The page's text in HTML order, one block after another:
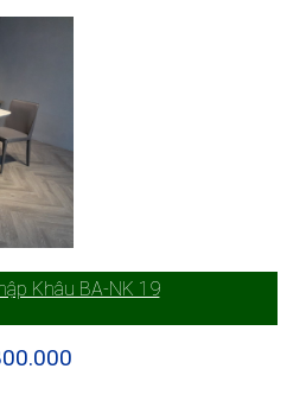
Khâu BA-NK 19